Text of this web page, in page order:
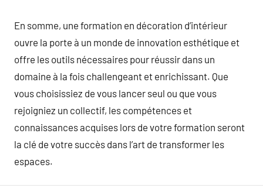
En somme, une formation en décoration d’intérieur
ouvre la porte à un monde de innovation esthétique et
offre les outils nécessaires pour réussir dans un
domaine à la fois challengeant et enrichissant. Que
vous choisissiez de vous lancer seul ou que vous
rejoigniez un collectif, les compétences et
connaissances acquises lors de votre formation seront
la clé de votre succès dans l’art de transformer les
espaces.